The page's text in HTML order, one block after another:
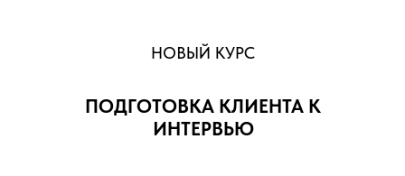
НОВЫЙ КУРС
ПОДГОТОВКА КЛИЕНТА К
ИНТЕРВЬЮ